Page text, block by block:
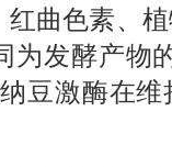
曲色素、
为发酵产物
豆激酶在